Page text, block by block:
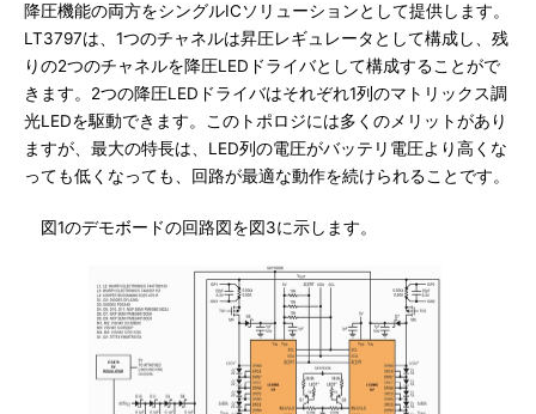
降圧機能の両方をシングルICソリューションとして提供します。
LT3797は、1つのチャネルは昇圧レギュレータとして構成し、残
りの2つのチャネルを降圧LEDドライバとして構成することがで
きます。2つの降圧LEDドライバはそれぞれ1列のマトリックス調
光LEDを駆動できます。このトポロジには多くのメリットがあり
ますが、最大の特長は、LED列の電圧がバッテリ電圧より高くな
っても低くなっても、回路が最適な動作を続けられることです。
図1のデモボードの回路図を図3に示します。